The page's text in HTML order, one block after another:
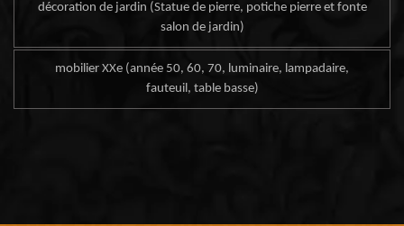
décoration de jardin (Statue de pierre, potiche pierre et fonte
salon de jardin)
mobilier XXe (année 50, 60, 70, luminaire, lampadaire,
fauteuil, table basse)